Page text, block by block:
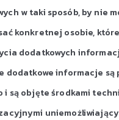
w taki sposób, by nie
konkretnej osobie,
dodatkowych
dodatkowe informacje są
i są objęte środkami